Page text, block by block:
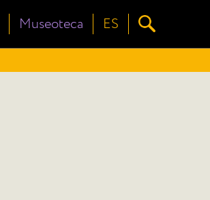
Museoteca ES